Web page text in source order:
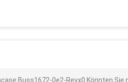
Buss1672-0e2-Revx0 Könnten Sie